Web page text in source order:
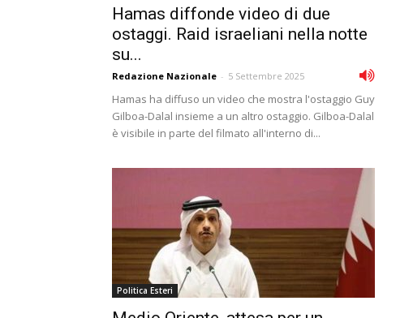
Hamas diffonde video di due
ostaggi. Raid israeliani nella notte
su...
Redazione Nazionale - 5 Settembre 2025
Hamas ha diffuso un video che mostra l'ostaggio Guy
Gilboa-Dalal insieme a un altro ostaggio. Gilboa-Dalal
è visibile in parte del filmato all'interno di...
Politica Esteri